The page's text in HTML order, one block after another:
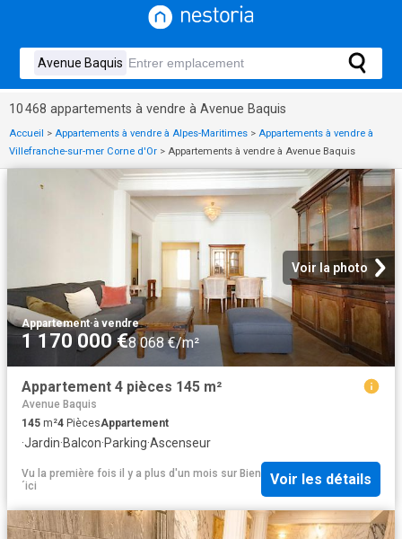
10 468 appartements à vendre à Avenue Baquis
Accueil > Appartements à vendre à Alpes-Maritimes > Appartements à vendre à
Villefranche-sur-mer Corne d'Or > Appartements à vendre à Avenue Baquis
Voir la photo
Appartement·à vendre
1 170 000 €8 068 €/m²
Appartement 4 pièces 145 m²
Avenue Baquis
145 m²4 PiècesAppartement
·Jardin·Balcon·Parking·Ascenseur
Vu la première fois il y a plus d'un mois sur Bien
´ici
Voir les détails